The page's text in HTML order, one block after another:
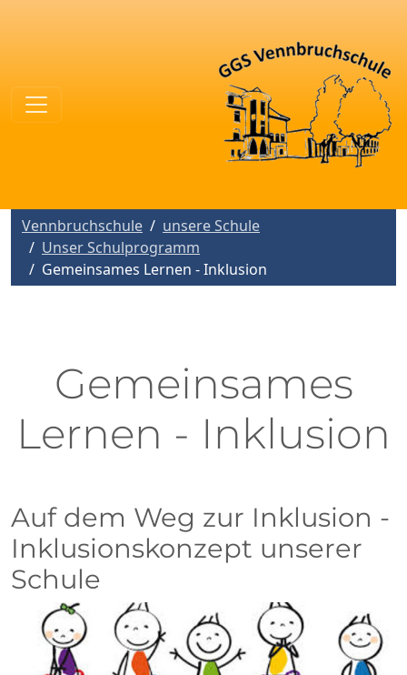
Vennbruchschule
unsere Schule
Unser Schulprogramm
Gemeinsames Lernen - Inklusion
Gemeinsames
Lernen - Inklusion
Auf dem Weg zur Inklusion -
Inklusionskonzept unserer
Schule